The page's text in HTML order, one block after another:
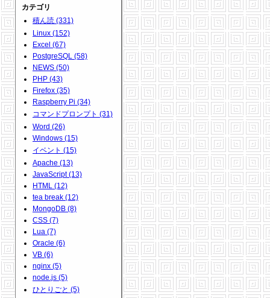
カテゴリ
積ん読 (331)
Linux (152)
Excel (67)
PostgreSQL (58)
NEWS (50)
PHP (43)
Firefox (35)
Raspberry Pi (34)
コマンドプロンプト (31)
Word (26)
Windows (15)
イベント (15)
Apache (13)
JavaScript (13)
HTML (12)
tea break (12)
MongoDB (8)
CSS (7)
Lua (7)
Oracle (6)
VB (6)
nginx (5)
node.js (5)
ひとりごと (5)